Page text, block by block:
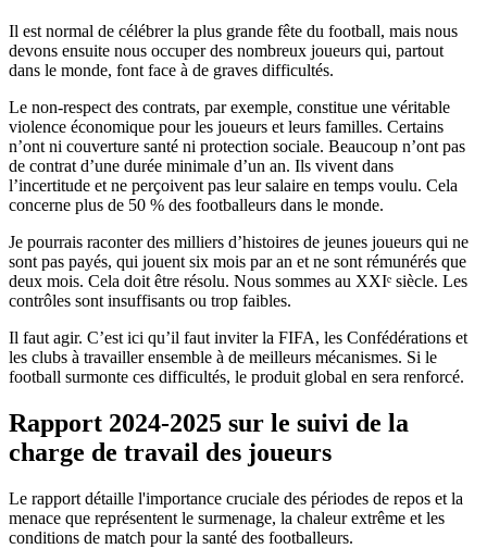
Il est normal de célébrer la plus grande fête du football, mais nous
devons ensuite nous occuper des nombreux joueurs qui, partout
dans le monde, font face à de graves difficultés.
Le non-respect des contrats, par exemple, constitue une véritable
violence économique pour les joueurs et leurs familles. Certains
n’ont ni couverture santé ni protection sociale. Beaucoup n’ont pas
de contrat d’une durée minimale d’un an. Ils vivent dans
l’incertitude et ne perçoivent pas leur salaire en temps voulu. Cela
concerne plus de 50 % des footballeurs dans le monde.
Je pourrais raconter des milliers d’histoires de jeunes joueurs qui ne
sont pas payés, qui jouent six mois par an et ne sont rémunérés que
deux mois. Cela doit être résolu. Nous sommes au XXIᵉ siècle. Les
contrôles sont insuffisants ou trop faibles.
Il faut agir. C’est ici qu’il faut inviter la FIFA, les Confédérations et
les clubs à travailler ensemble à de meilleurs mécanismes. Si le
football surmonte ces difficultés, le produit global en sera renforcé.
Rapport 2024-2025 sur le suivi de la
charge de travail des joueurs
Le rapport détaille l'importance cruciale des périodes de repos et la
menace que représentent le surmenage, la chaleur extrême et les
conditions de match pour la santé des footballeurs.